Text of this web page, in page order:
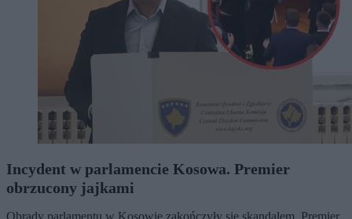
Incydent w parlamencie Kosowa. Premier
obrzucony jajkami
Obrady parlamentu w Kosowie zakończyły się skandalem. Premier